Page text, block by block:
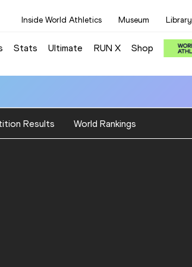
Inside World Athletics Museum Library
Stats Ultimate RUN X Shop
Results World Rankings